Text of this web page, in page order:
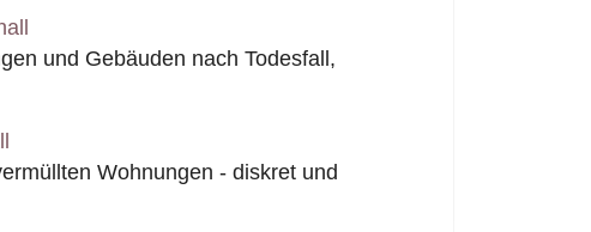
und Gebäuden nach Todesfall,
Wohnungen - diskret und